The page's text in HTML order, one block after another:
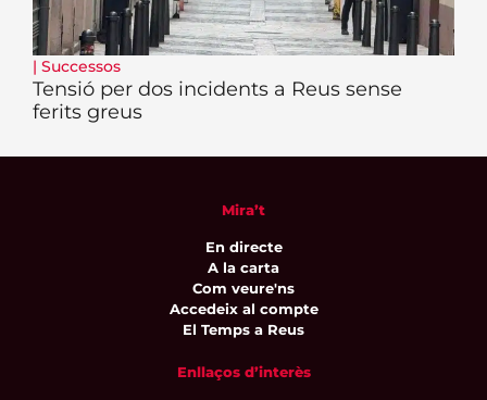
| Successos
Tensió per dos incidents a Reus sense
ferits greus
Mira’t
En directe
A la carta
Com veure'ns
Accedeix al compte
El Temps a Reus
Enllaços d’interès